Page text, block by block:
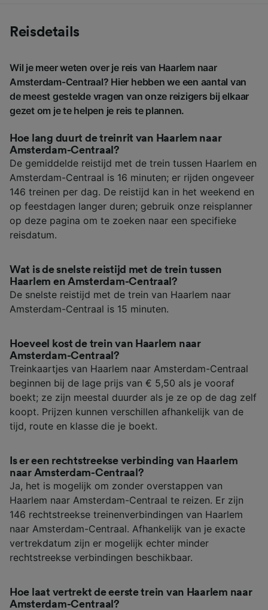
Reisdetails
Wil je meer weten over je reis van Haarlem naar
Amsterdam-Centraal? Hier hebben we een aantal van
de meest gestelde vragen van onze reizigers bij elkaar
gezet om je te helpen je reis te plannen.
Hoe lang duurt de treinrit van Haarlem naar
Amsterdam-Centraal?
De gemiddelde reistijd met de trein tussen Haarlem en
Amsterdam-Centraal is 16 minuten; er rijden ongeveer
146 treinen per dag. De reistijd kan in het weekend en
op feestdagen langer duren; gebruik onze reisplanner
op deze pagina om te zoeken naar een specifieke
reisdatum.
Wat is de snelste reistijd met de trein tussen
Haarlem en Amsterdam-Centraal?
De snelste reistijd met de trein van Haarlem naar
Amsterdam-Centraal is 15 minuten.
Hoeveel kost de trein van Haarlem naar
Amsterdam-Centraal?
Treinkaartjes van Haarlem naar Amsterdam-Centraal
beginnen bij de lage prijs van € 5,50 als je vooraf
boekt; ze zijn meestal duurder als je ze op de dag zelf
koopt. Prijzen kunnen verschillen afhankelijk van de
tijd, route en klasse die je boekt.
Is er een rechtstreekse verbinding van Haarlem
naar Amsterdam-Centraal?
Ja, het is mogelijk om zonder overstappen van
Haarlem naar Amsterdam-Centraal te reizen. Er zijn
146 rechtstreekse treinenverbindingen van Haarlem
naar Amsterdam-Centraal. Afhankelijk van je exacte
vertrekdatum zijn er mogelijk echter minder
rechtstreekse verbindingen beschikbaar.
Hoe laat vertrekt de eerste trein van Haarlem naar
Amsterdam-Centraal?